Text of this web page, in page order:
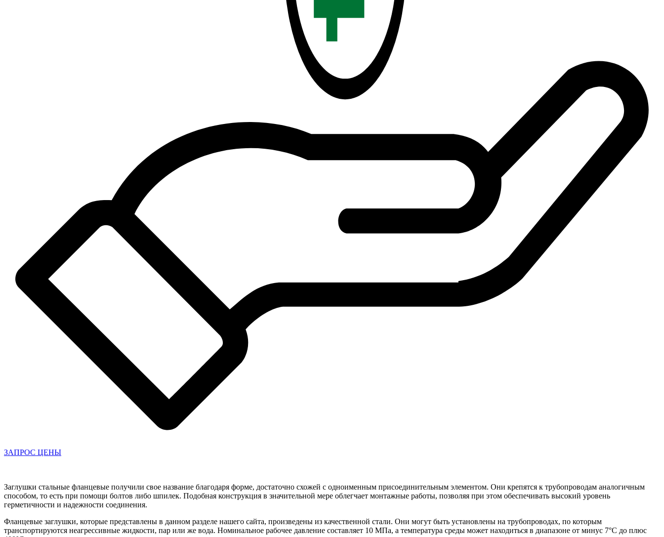
ЗАПРОС ЦЕНЫ
Заглушки стальные фланцевые получили свое название благодаря форме, достаточно схожей с одноименным присоединительным элементом. Они крепятся к трубопроводам аналогичным
способом, то есть при помощи болтов либо шпилек. Подобная конструкция в значительной мере облегчает монтажные работы, позволяя при этом обеспечивать высокий уровень
герметичности и надежности соединения.
Фланцевые заглушки, которые представлены в данном разделе нашего сайта, произведены из качественной стали. Они могут быть установлены на трубопроводах, по которым
транспортируются неагрессивные жидкости, пар или же вода. Номинальное рабочее давление составляет 10 МПа, а температура среды может находиться в диапазоне от минус 7°С до плюс